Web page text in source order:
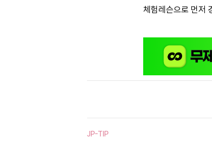
체험레슨으로 먼저
JP-TIP